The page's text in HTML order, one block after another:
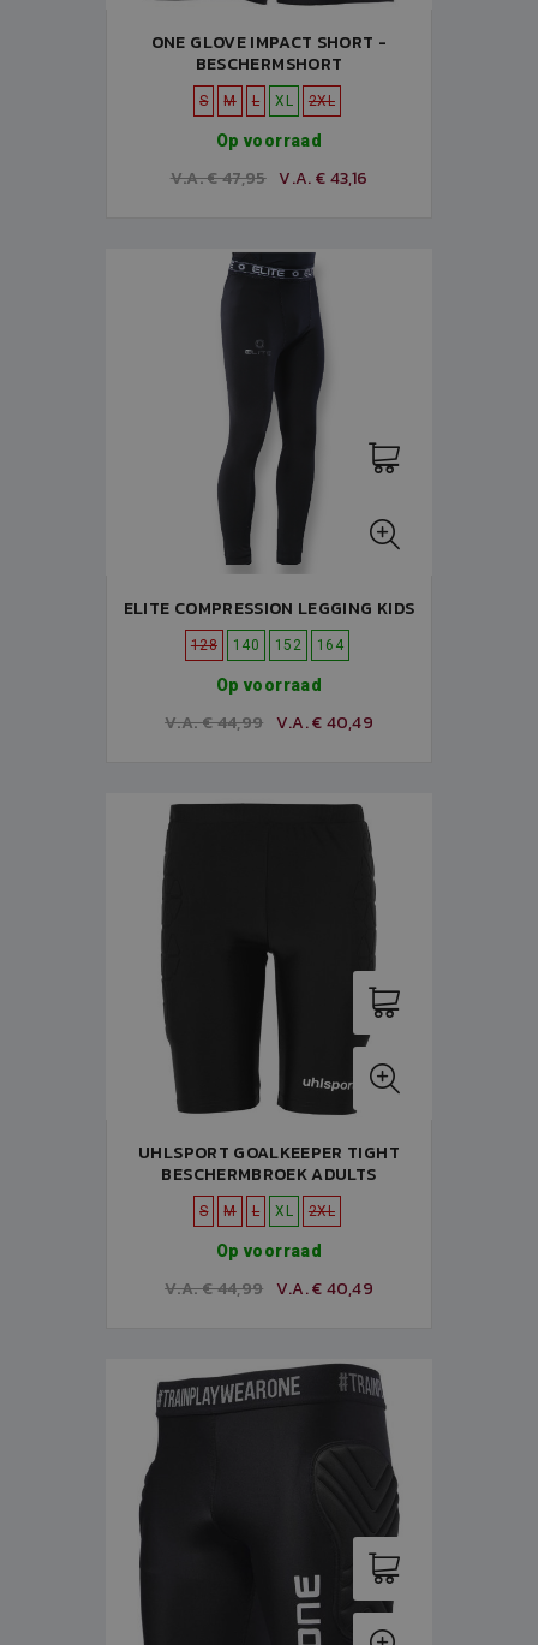
ONE GLOVE IMPACT SHORT -
BESCHERMSHORT
S M L XL 2XL
Op voorraad
V.A. € 47,95 V.A. € 43,16
ELITE COMPRESSION LEGGING KIDS
128 140 152 164
Op voorraad
V.A. € 44,99 V.A. € 40,49
UHLSPORT GOALKEEPER TIGHT
BESCHERMBROEK ADULTS
S M L XL 2XL
Op voorraad
V.A. € 44,99 V.A. € 40,49